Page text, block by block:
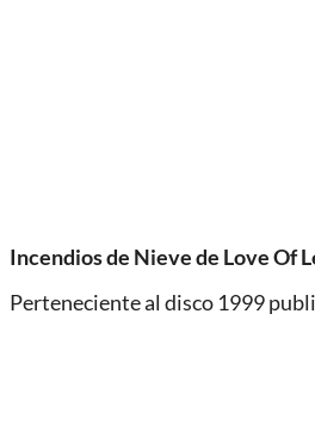
Incendios de Nieve de Love Of
Perteneciente al disco 1999